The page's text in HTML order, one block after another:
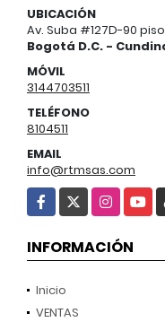
UBICACIÓN
Av. Suba #127D-90
Bogotá D.C. -
MÓVIL
3144703511
TELÉFONO
8104511
EMAIL
info@rtmsas.com
Facebook
X Instagram
INFORMACIÓN
Inicio
VENTAS